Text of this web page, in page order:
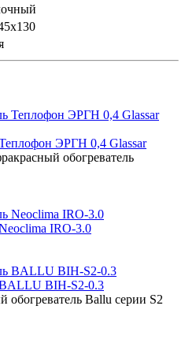
ЭРГН 0,4 Glassar
обогреватель
IRO-3.0
BIH-S2-0.3
Ballu серии S2